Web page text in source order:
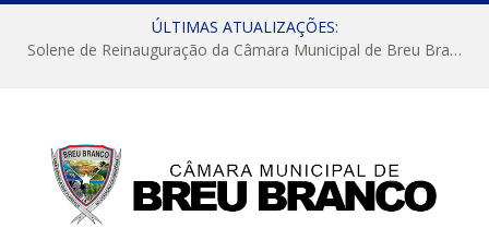
ÚLTIMAS ATUALIZAÇÕES:
Solene de Reinauguração da Câmara Municipal de Breu Branco